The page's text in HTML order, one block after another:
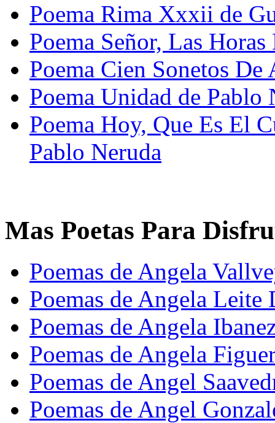
Poema Rima Xxxii de
Poema Señor, Las
Poema Cien Sonetos
Poema Unidad de Pablo
Poema Hoy, Que Es El
Pablo Neruda
Mas Poetas Para
Poemas de Angela
Poemas de Angela Leite
Poemas de Angela
Poemas de Angela
Poemas de Angel
Poemas de Angel